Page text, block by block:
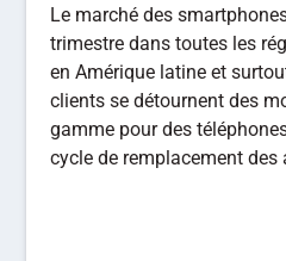
Le marché des
trimestre dans toutes les
en Amérique latine et
clients se détournent des
gamme pour des
cycle de remplacement des